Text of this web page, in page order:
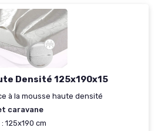
Densité 125x190x15
à la mousse haute densité
caravane
125x190 cm